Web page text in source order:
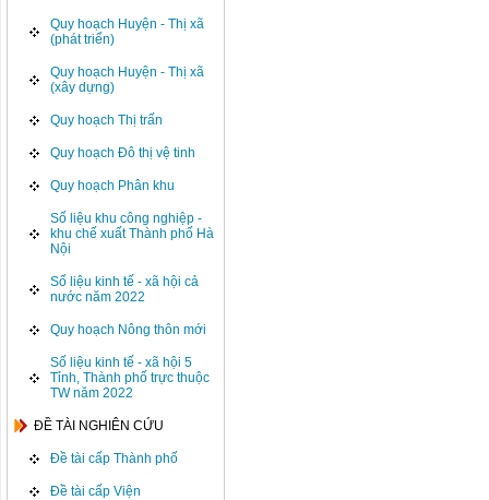
Quy hoạch Huyện - Thị xã
(phát triển)
Quy hoạch Huyện - Thị xã
(xây dựng)
Quy hoạch Thị trấn
Quy hoạch Đô thị vệ tinh
Quy hoạch Phân khu
Số liệu khu công nghiệp -
khu chế xuất Thành phố Hà
Nội
Số liệu kinh tế - xã hội cả
nước năm 2022
Quy hoạch Nông thôn mới
Số liệu kinh tế - xã hội 5
Tỉnh, Thành phố trực thuộc
TW năm 2022
ĐỀ TÀI NGHIÊN CỨU
Đề tài cấp Thành phố
Đề tài cấp Viện